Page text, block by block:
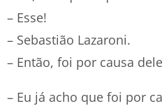
– Esse!
– Sebastião Lazaroni.
– Então, foi por causa
– Eu já acho que foi por